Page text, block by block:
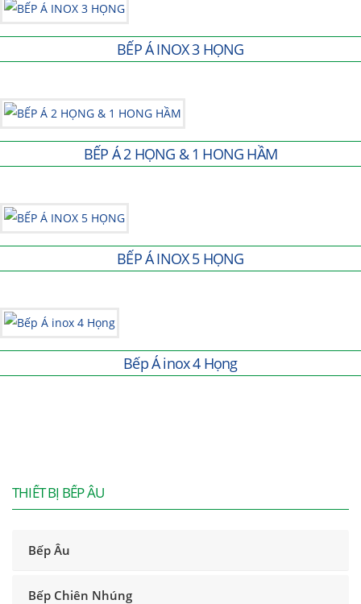
BẾP Á INOX 3 HỌNG
BẾP Á 2 HỌNG & 1 HONG HẦM
BẾP Á INOX 5 HỌNG
Bếp Á inox 4 Họng
THIẾT BỊ BẾP ÂU
Bếp Âu
Bếp Chiên Nhúng